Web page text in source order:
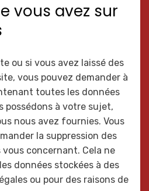
vous avez sur
ou si vous avez laissé des
vous pouvez demander à
toutes les données
possédons à votre sujet,
nous avez fournies. Vous
la suppression des
concernant. Cela ne
données stockées à des
ou pour des raisons de